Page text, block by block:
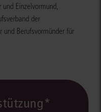
und Einzelvormund,
der
und Berufsvormünder für